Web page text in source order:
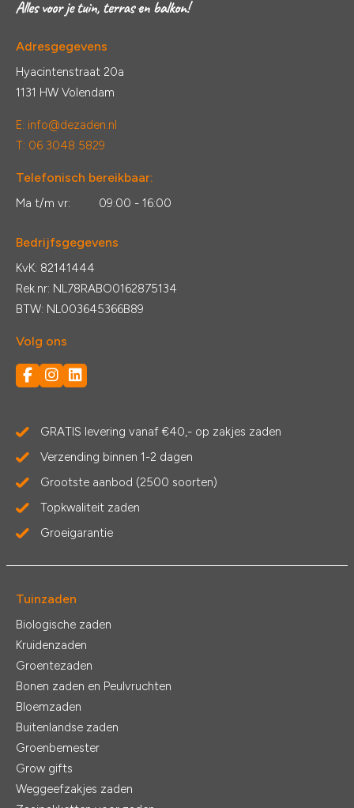
Adresgegevens
Hyacintenstraat 20a
1131 HW Volendam
E: info@dezaden.nl
T: 06 3048 5829
Telefonisch bereikbaar:
Ma t/m vr: 09:00 - 16:00
Bedrijfsgegevens
KvK: 82141444
Rek.nr: NL78RABO0162875134
BTW: NL003645366B89
Volg ons
GRATIS levering vanaf €40,- op zakjes zaden
Verzending binnen 1-2 dagen
Grootste aanbod (2500 soorten)
Topkwaliteit zaden
Groeigarantie
Tuinzaden
Biologische zaden
Kruidenzaden
Groentezaden
Bonen zaden en Peulvruchten
Bloemzaden
Buitenlandse zaden
Groenbemester
Grow gifts
Weggeefzakjes zaden